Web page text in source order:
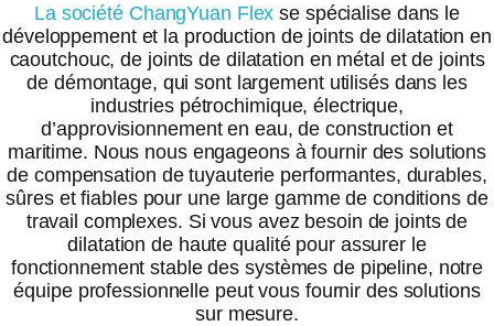
La société ChangYuan Flex se spécialise dans le
développement et la production de joints de dilatation en
caoutchouc, de joints de dilatation en métal et de joints
de démontage, qui sont largement utilisés dans les
industries pétrochimique, électrique,
d’approvisionnement en eau, de construction et
maritime. Nous nous engageons à fournir des solutions
de compensation de tuyauterie performantes, durables,
sûres et fiables pour une large gamme de conditions de
travail complexes. Si vous avez besoin de joints de
dilatation de haute qualité pour assurer le
fonctionnement stable des systèmes de pipeline, notre
équipe professionnelle peut vous fournir des solutions
sur mesure.